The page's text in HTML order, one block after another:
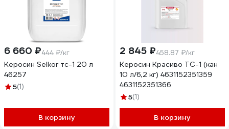
6 660 ₽444 ₽/кг
Керосин Selkor тс-1 20 л
46257
5(1)
В корзину
2 845 ₽458.87 ₽/кг
Керосин Красиво ТС-1 (кан
10 л/6,2 кг) 4631152351359
4631152351366
5(1)
В корзину